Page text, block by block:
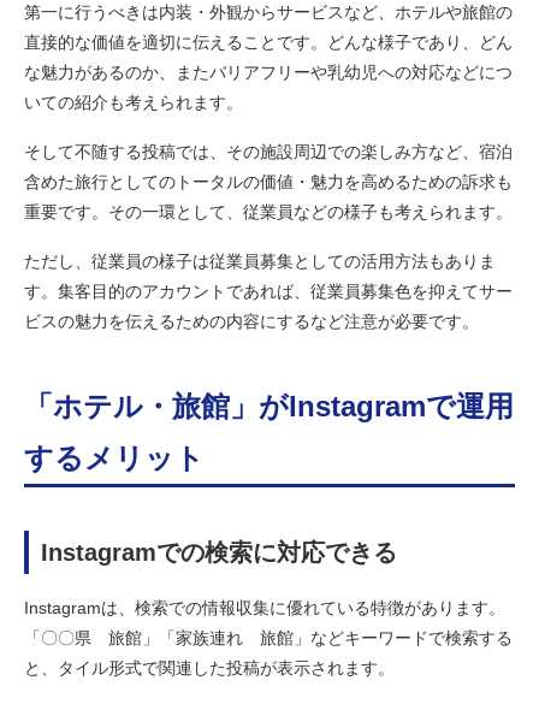
第一に行うべきは内装・外観からサービスなど、ホテルや旅館の
直接的な価値を適切に伝えることです。どんな様子であり、どん
な魅力があるのか、またバリアフリーや乳幼児への対応などにつ
いての紹介も考えられます。
そして不随する投稿では、その施設周辺での楽しみ方など、宿泊
含めた旅行としてのトータルの価値・魅力を高めるための訴求も
重要です。その一環として、従業員などの様子も考えられます。
ただし、従業員の様子は従業員募集としての活用方法もありま
す。集客目的のアカウントであれば、従業員募集色を抑えてサー
ビスの魅力を伝えるための内容にするなど注意が必要です。
「ホテル・旅館」がInstagramで運用
するメリット
Instagramでの検索に対応できる
Instagramは、検索での情報収集に優れている特徴があります。
「〇〇県 旅館」「家族連れ 旅館」などキーワードで検索する
と、タイル形式で関連した投稿が表示されます。